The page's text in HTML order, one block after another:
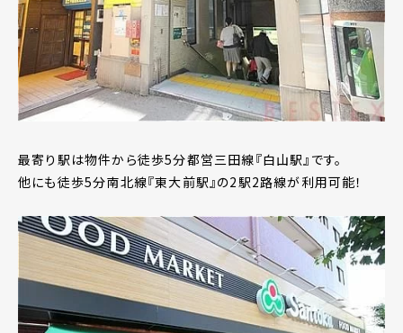
最寄り駅は物件から徒歩5分都営三田線『白山駅』です。
他にも徒歩5分南北線『東大前駅』の2駅2路線が利用可能！